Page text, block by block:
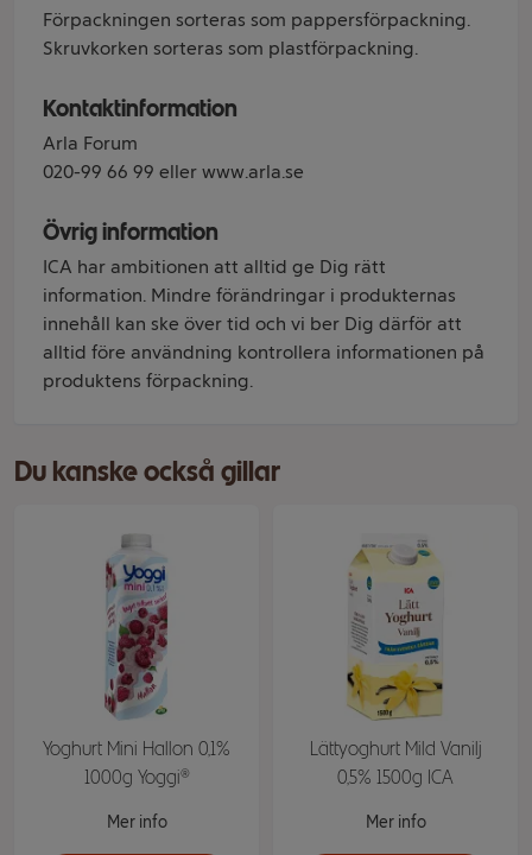
Förpackningen sorteras som pappersförpackning.
Skruvkorken sorteras som plastförpackning.
Kontaktinformation
Arla Forum
020-99 66 99 eller www.arla.se
Övrig information
ICA har ambitionen att alltid ge Dig rätt
information. Mindre förändringar i produkternas
innehåll kan ske över tid och vi ber Dig därför att
alltid före användning kontrollera informationen på
produktens förpackning.
Du kanske också gillar
Yoghurt Mini Hallon 0,1%
1000g Yoggi®
Mer info
Lättyoghurt Mild Vanilj
0,5% 1500g ICA
Mer info